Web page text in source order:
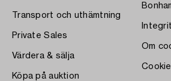
Transport och uthämtning
Private Sales
Värdera & sälja
Köpa på auktion
Om